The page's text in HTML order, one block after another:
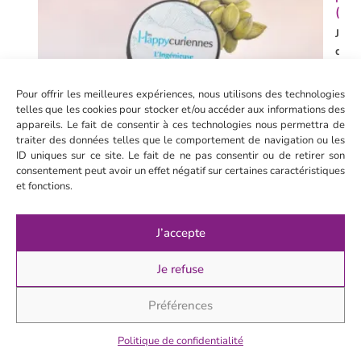
Pour offrir les meilleures expériences, nous utilisons des technologies
telles que les cookies pour stocker et/ou accéder aux informations des
appareils. Le fait de consentir à ces technologies nous permettra de
traiter des données telles que le comportement de navigation ou les
ID uniques sur ce site. Le fait de ne pas consentir ou de retirer son
consentement peut avoir un effet négatif sur certaines caractéristiques
et fonctions.
J’accepte
Je refuse
Préférences
Politique de confidentialité
(15
Je